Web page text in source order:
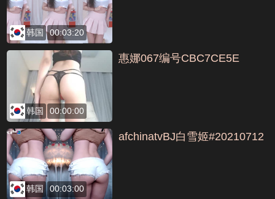
韩国 00:03:20
韩国 00:00:00
惠娜067编号CBC7CE5E
韩国 00:03:00
afchinatvBJ白雪姬#20210712